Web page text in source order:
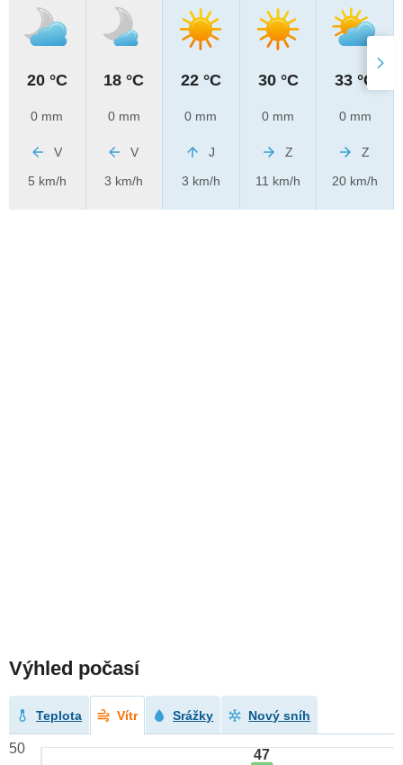
20 °C
0 mm
V
5 km/h
18 °C
0 mm
V
3 km/h
22 °C
0 mm
J
3 km/h
30 °C
0 mm
Z
11 km/h
33 °C
0 mm
Z
20 km/h
Výhled počasí
Teplota Vítr Srážky Nový sníh
47
50